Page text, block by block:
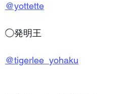
@yottette
◯発明王
@tigerlee_yohaku